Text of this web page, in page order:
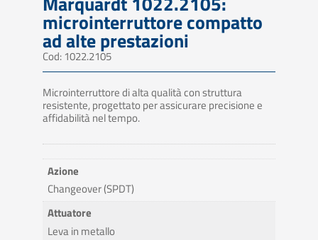
microinterruttore compatto
ad alte prestazioni
Cod: 1022.2105
Microinterruttore di alta qualità con struttura
resistente, progettato per assicurare precisione e
affidabilità nel tempo.
Azione
Changeover (SPDT)
Attuatore
Leva in metallo